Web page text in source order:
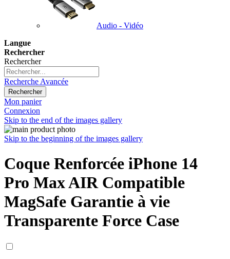
Audio - Vidéo
Langue
Rechercher
Rechercher
Recherche Avancée
Rechercher
Mon panier
Connexion
Skip to the end of the images gallery
Skip to the beginning of the images gallery
Coque Renforcée iPhone 14
Pro Max AIR Compatible
MagSafe Garantie à vie
Transparente Force Case